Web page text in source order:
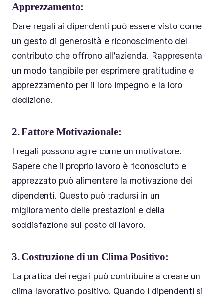
Apprezzamento:
Dare regali ai dipendenti può essere visto come
un gesto di generosità e riconoscimento del
contributo che offrono all’azienda. Rappresenta
un modo tangibile per esprimere gratitudine e
apprezzamento per il loro impegno e la loro
dedizione.
2.Fattore Motivazionale:
I regali possono agire come un motivatore.
Sapere che il proprio lavoro è riconosciuto e
apprezzato può alimentare la motivazione dei
dipendenti. Questo può tradursi in un
miglioramento delle prestazioni e della
soddisfazione sul posto di lavoro.
3. Costruzione di un Clima Positivo:
La pratica dei regali può contribuire a creare un
clima lavorativo positivo. Quando i dipendenti si